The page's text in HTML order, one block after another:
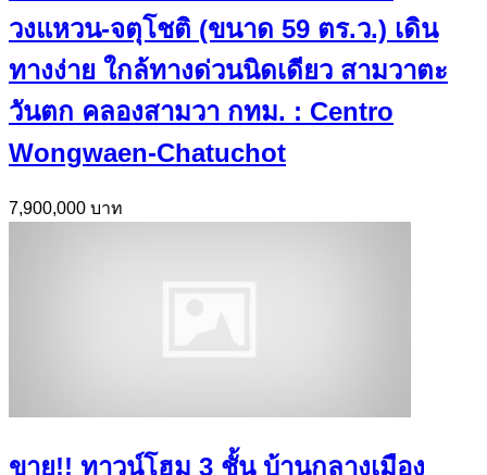
วงแหวน-จตุโชติ (ขนาด 59 ตร.ว.) เดิน
ทางง่าย ใกล้ทางด่วนนิดเดียว สามวาตะ
วันตก คลองสามวา กทม. : Centro
Wongwaen-Chatuchot
7,900,000 บาท
ขาย!! ทาวน์โฮม 3 ชั้น บ้านกลางเมือง